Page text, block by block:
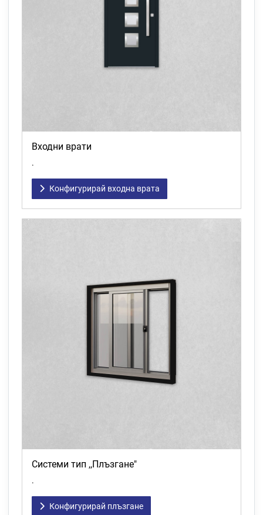
Входни врати
.
Конфигурирай входна врата
Системи тип ,,Плъзгане"
.
Конфигурирай плъзгане